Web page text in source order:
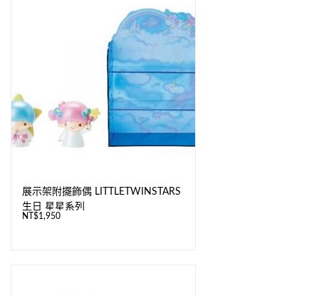
展示架附擺飾偶 LITTLETWINSTARS
生日 星星系列
NT$1,950